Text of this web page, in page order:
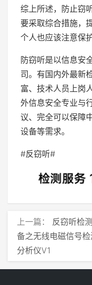
综上所述，防止窃
要采取综合措施，
个人也应该注意保
防窃听是以信息安
司。有国内外最新
富、技术人员上岗
外信息安全专业与
议、完全可以保障
设备等需求。
#反窃听#
上一篇： 反窃听检
备之无线电磁信号检
分析仪V1